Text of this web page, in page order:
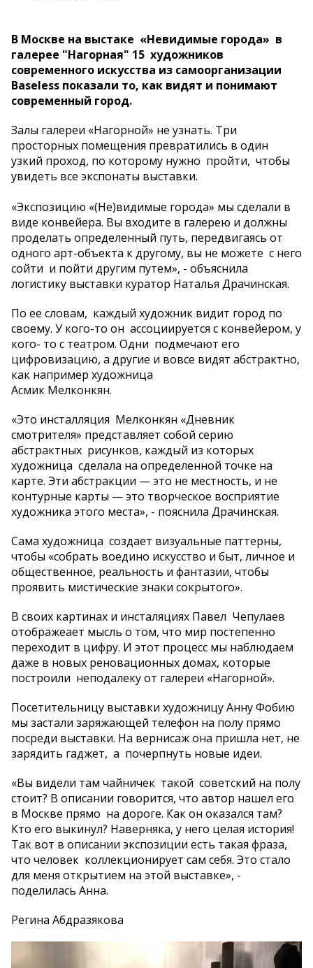
В Москве на выстаке «Невидимые города» в
галерее "Нагорная" 15 художников
современного искусства из самоорганизации
Baseless показали то, как видят и понимают
современный город.
Залы галереи «Нагорной» не узнать. Три
просторных помещения превратились в один
узкий проход, по которому нужно пройти, чтобы
увидеть все экспонаты выставки.
«Экспозицию «(Не)видимые города» мы сделали в
виде конвейера. Вы входите в галерею и должны
проделать определенный путь, передвигаясь от
одного арт-объекта к другому, вы не можете с него
сойти и пойти другим путем», - объяснила
логистику выставки куратор Наталья Драчинская.
По ее словам, каждый художник видит город по
своему. У кого-то он ассоциируется с конвейером, у
кого- то с театром. Одни подмечают его
цифровизацию, а другие и вовсе видят абстрактно,
как например художница
Асмик Мелконкян.
«Это инсталляция Мелконкян «Дневник
смотрителя» представляет собой серию
абстрактных рисунков, каждый из которых
художница сделала на определенной точке на
карте. Эти абстракции — это не местность, и не
контурные карты — это творческое восприятие
художника этого места», - пояснила Драчинская.
Сама художница создает визуальные паттерны,
чтобы «собрать воедино искусство и быт, личное и
общественное, реальность и фантазии, чтобы
проявить мистические знаки сокрытого».
В своих картинах и инсталяциях Павел Чепулаев
отображеает мысль о том, что мир постепенно
переходит в цифру. И этот процесс мы наблюдаем
даже в новых реновационных домах, которые
построили неподалеку от галереи «Нагорной».
Посетительницу выставки художницу Анну Фобию
мы застали заряжающей телефон на полу прямо
посреди выставки. На вернисаж она пришла нет, не
зарядить гаджет, а почерпнуть новые идеи.
«Вы видели там чайничек такой советский на полу
стоит? В описании говорится, что автор нашел его
в Москве прямо на дороге. Как он оказался там?
Кто его выкинул? Наверняка, у него целая история!
Так вот в описании экспозиции есть такая фраза,
что человек коллекционирует сам себя. Это стало
для меня открытием на этой выставке», -
поделилась Анна.
Регина Абдразякова